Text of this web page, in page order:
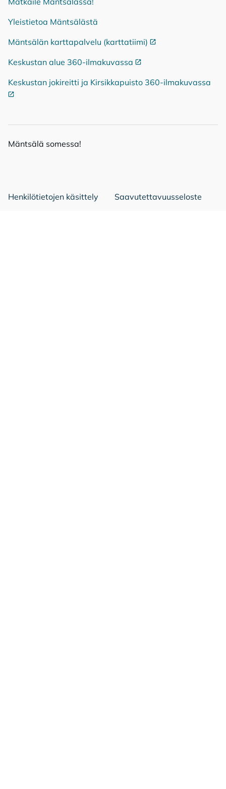
Yleistietoa Mäntsälästä
Mäntsälän karttapalvelu (karttatiimi) Ulkoinen linkki
Keskustan alue 360-ilmakuvassa Ulkoinen linkki
Keskustan jokireitti ja Kirsikkapuisto 360-ilmakuvassa
Mänt­sä­lä so­mes­sa!
Henkilötietojen käsittely Saavutettavuusseloste